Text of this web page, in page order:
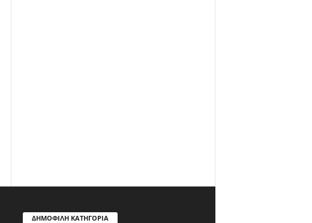
ΔΗΜΟΦΙΛΗ ΚΑΤΗΓΟΡΙΑ